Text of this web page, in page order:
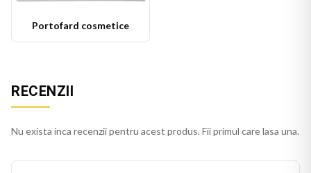
Portofard cosmetice
RECENZII
Nu exista inca recenzii pentru acest produs. Fii primul care lasa una.